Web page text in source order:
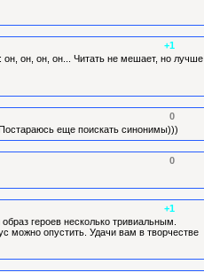
+1
он, он, он, он... Читать не мешает, но лучше
0
еще поискать синонимы)))
0
+1
героев несколько тривиальным.
можно опустить. Удачи вам в творчестве